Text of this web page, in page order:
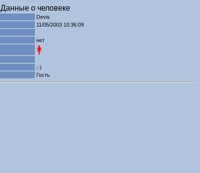
Данные о человеке
Devis
11/05/2003 10:36:09
нет
;-)
Гость